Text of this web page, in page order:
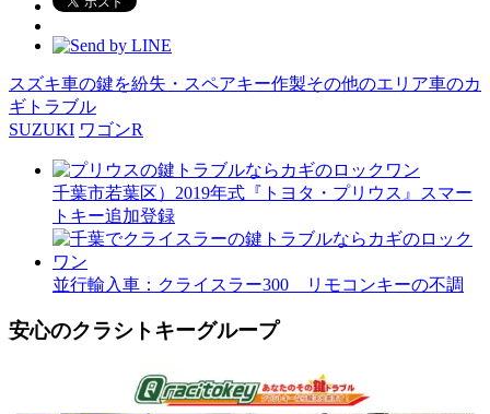
スズキ車の鍵を紛失・スペアキー作製その他のエリア車のカ
ギトラブル
SUZUKI ワゴンR
千葉市若葉区）2019年式『トヨタ・プリウス』スマー
トキー追加登録
並行輸入車：クライスラー300 リモコンキーの不調
安心のクラシトキーグループ